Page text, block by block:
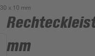
x 10 mm
mm